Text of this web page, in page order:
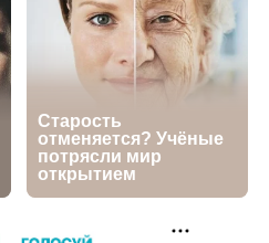
Предлагаем обзор
4 августа
направил телеграмму
и близким Халық